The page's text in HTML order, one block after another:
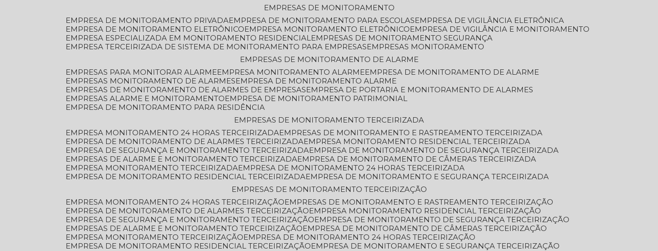
EMPRESAS DE MONITORAMENTO
EMPRESA DE MONITORAMENTO PRIVADA
EMPRESA DE MONITORAMENTO PARA ESCOLAS
EMPRESA DE VIGILÂNCIA ELETRÔNICA
EMPRESA DE MONITORAMENTO ELETRÔNICO
EMPRESA MONITORAMENTO ELETRÔNICO
EMPRESA DE VIGILÂNCIA E MONITORAMENTO
EMPRESA ESPECIALIZADA EM MONITORAMENTO RESIDENCIAL
EMPRESAS DE MONITORAMENTO SEGURANÇA
EMPRESA TERCEIRIZADA DE SISTEMA DE MONITORAMENTO PARA EMPRESAS
EMPRESAS MONITORAMENTO
EMPRESAS DE MONITORAMENTO DE ALARME
EMPRESAS PARA MONITORAR ALARME
EMPRESA MONITORAMENTO ALARME
EMPRESA DE MONITORAMENTO DE ALARME
EMPRESAS MONITORAMENTO DE ALARMES
EMPRESA DE MONITORAMENTO ALARME
EMPRESAS DE MONITORAMENTO DE ALARMES DE EMPRESAS
EMPRESA DE PORTARIA E MONITORAMENTO DE ALARMES
EMPRESAS ALARME E MONITORAMENTO
EMPRESA DE MONITORAMENTO PATRIMONIAL
EMPRESA DE MONITORAMENTO PARA RESIDÊNCIA
EMPRESAS DE MONITORAMENTO TERCEIRIZADA
EMPRESA MONITORAMENTO 24 HORAS TERCEIRIZADA
EMPRESAS DE MONITORAMENTO E RASTREAMENTO TERCEIRIZADA
EMPRESA DE MONITORAMENTO DE ALARMES TERCEIRIZADA
EMPRESA MONITORAMENTO RESIDENCIAL TERCEIRIZADA
EMPRESA DE SEGURANÇA E MONITORAMENTO TERCEIRIZADA
EMPRESA DE MONITORAMENTO DE SEGURANÇA TERCEIRIZADA
EMPRESAS DE ALARME E MONITORAMENTO TERCEIRIZADA
EMPRESA DE MONITORAMENTO DE CÂMERAS TERCEIRIZADA
EMPRESA MONITORAMENTO TERCEIRIZADA
EMPRESA DE MONITORAMENTO 24 HORAS TERCEIRIZADA
EMPRESA DE MONITORAMENTO RESIDENCIAL TERCEIRIZADA
EMPRESA DE MONITORAMENTO E SEGURANÇA TERCEIRIZADA
EMPRESAS DE MONITORAMENTO TERCEIRIZAÇÃO
EMPRESA MONITORAMENTO 24 HORAS TERCEIRIZAÇÃO
EMPRESAS DE MONITORAMENTO E RASTREAMENTO TERCEIRIZAÇÃO
EMPRESA DE MONITORAMENTO DE ALARMES TERCEIRIZAÇÃO
EMPRESA MONITORAMENTO RESIDENCIAL TERCEIRIZAÇÃO
EMPRESA DE SEGURANÇA E MONITORAMENTO TERCEIRIZAÇÃO
EMPRESA DE MONITORAMENTO DE SEGURANÇA TERCEIRIZAÇÃO
EMPRESAS DE ALARME E MONITORAMENTO TERCEIRIZAÇÃO
EMPRESA DE MONITORAMENTO DE CÂMERAS TERCEIRIZAÇÃO
EMPRESA MONITORAMENTO TERCEIRIZAÇÃO
EMPRESA DE MONITORAMENTO 24 HORAS TERCEIRIZAÇÃO
EMPRESA DE MONITORAMENTO RESIDENCIAL TERCEIRIZAÇÃO
EMPRESA DE MONITORAMENTO E SEGURANÇA TERCEIRIZAÇÃO